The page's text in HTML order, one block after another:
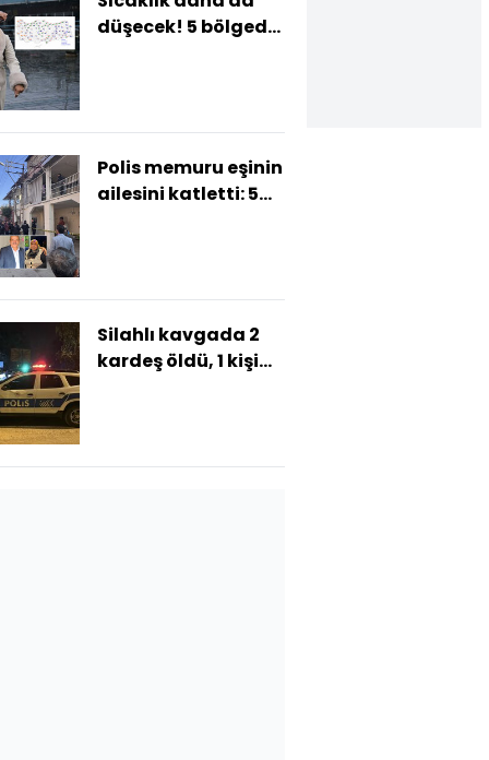
düşecek! 5 bölgede
Polis memuru eşinin
ailesini katletti: 5
Silahlı kavgada 2
kardeş öldü, 1 kişi